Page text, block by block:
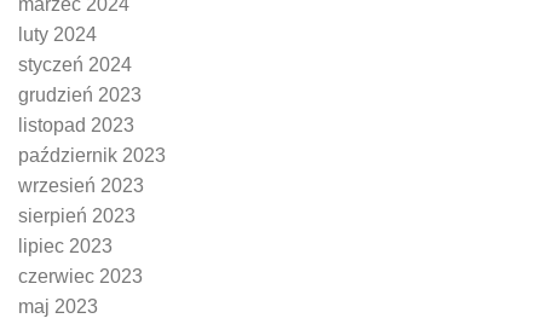
luty 2024
styczeń 2024
grudzień 2023
listopad 2023
październik 2023
wrzesień 2023
sierpień 2023
lipiec 2023
czerwiec 2023
maj 2023